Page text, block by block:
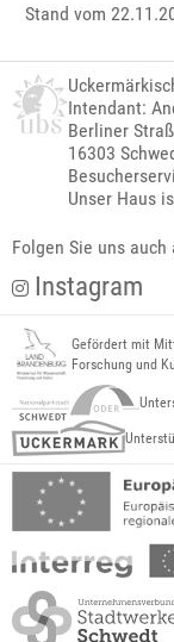
Stand vom
Intendant:
Berliner
16303
Unser Haus
Folgen Sie uns auch
Instagram
Gefördert mit
Forschung und